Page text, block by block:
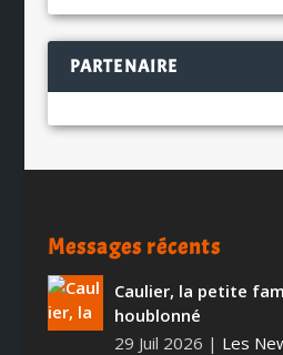
PARTENAIRE
Messages récents
Caulier, la petite
houblonné
29 Juil 2026 | Les